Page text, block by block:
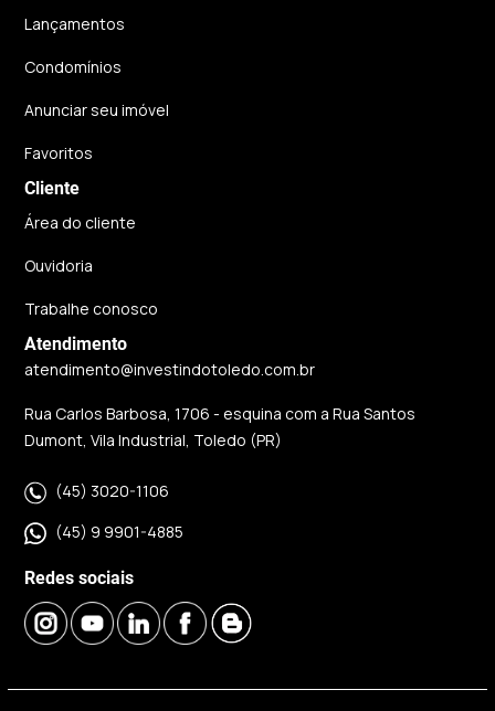
Lançamentos
Condomínios
Anunciar seu imóvel
Favoritos
Cliente
Área do cliente
Ouvidoria
Trabalhe conosco
Atendimento
atendimento@investindotoledo.com.br
Rua Carlos Barbosa, 1706 - esquina com a Rua Santos
Dumont, Vila Industrial, Toledo (PR)
(45) 3020-1106
(45) 9 9901-4885
Redes sociais